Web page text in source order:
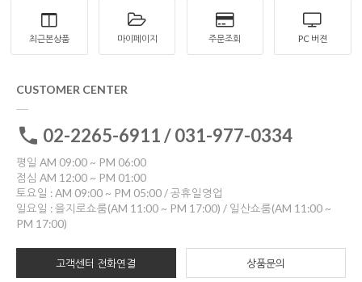
최근본상품 마이페이지 주문조회 PC 버젼
CUSTOMER CENTER
02-2265-6911 / 031-977-0334
평일 AM 09:00 ~ PM 06:00
점심 AM 12:00 ~ PM 01:00
토요일 : AM 09:00 ~ PM 05:00 / 공휴일영업
일요일 : 을지로쇼룸(AM 11:00 ~ PM 17:00) / 일산쇼룸(AM 11:00 ~
PM 17:00)
고객센터 전화연결 상품문의